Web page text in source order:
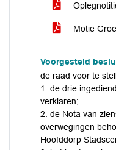
Motie
Voorgesteld
de raad voor te
1. de drie
verklaren;
2. de Nota van
overwegingen
Hoofddorp